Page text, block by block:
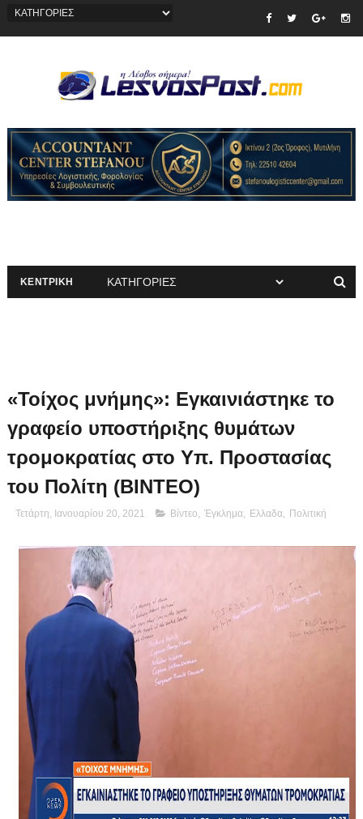
ΚΕΝΤΡΙΚΗ
«Τοίχος μνήμης»: Εγκαινιάστηκε το
γραφείο υποστήριξης θυμάτων
τρομοκρατίας στο Υπ. Προστασίας
του Πολίτη (ΒΙΝΤΕΟ)
Τετάρτη, Ιανουαρίου 20, 2021 Βίντεο Έγκλημα, Ελλαδα, Πολιτική